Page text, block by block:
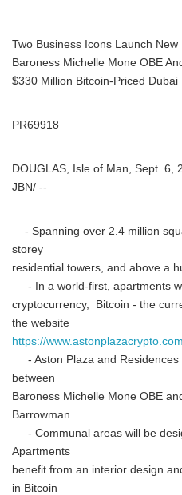
Two Business Icons Launch
Baroness Michelle Mone OBE
$330 Million Bitcoin-Priced
PR69918
DOUGLAS, Isle of Man, Sept. 6,
JBN/ --
- Spanning over 2.4 million
storey
residential towers, and above a
- In a world-first, apartments
cryptocurrency, Bitcoin - the
the website
https://
- Aston Plaza and Residences
between
Baroness Michelle Mone OBE
Barrowman
- Communal areas will be
Apartments
benefit from an interior design
in Bitcoin